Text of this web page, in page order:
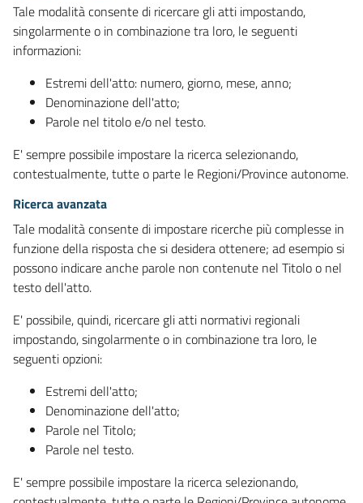
Tale modalità consente di ricercare gli atti impostando,
singolarmente o in combinazione tra loro, le seguenti
informazioni:
Estremi dell'atto: numero, giorno, mese, anno;
Denominazione dell'atto;
Parole nel titolo e/o nel testo.
E' sempre possibile impostare la ricerca selezionando,
contestualmente, tutte o parte le Regioni/Province autonome.
Ricerca avanzata
Tale modalità consente di impostare ricerche più complesse in
funzione della risposta che si desidera ottenere; ad esempio si
possono indicare anche parole non contenute nel Titolo o nel
testo dell'atto.
E' possibile, quindi, ricercare gli atti normativi regionali
impostando, singolarmente o in combinazione tra loro, le
seguenti opzioni:
Estremi dell'atto;
Denominazione dell'atto;
Parole nel Titolo;
Parole nel testo.
E' sempre possibile impostare la ricerca selezionando,